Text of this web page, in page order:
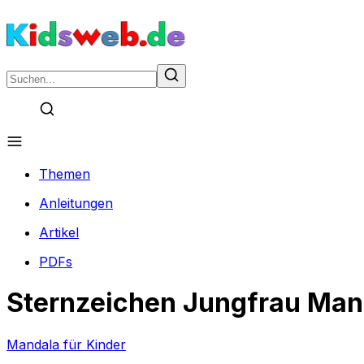
Themen
Anleitungen
Artikel
PDFs
Sternzeichen Jungfrau
Mandala für Kinder